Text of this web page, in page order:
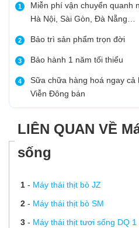
1
Miễn phí vận chuyển quanh
Hà Nội, Sài Gòn, Đà Nẵng…
2 Bảo trì sản phẩm trọn đời
3 Bảo hành 1 năm tối thiểu
4
Sữa chữa hàng hoá ngay cả
Viễn Đông bán
LIÊN QUAN VỀ
sống
1- Máy thái thịt bò JZ
2- Máy thái thịt bò SM
3- Máy thái thịt tươi sống DQ 1